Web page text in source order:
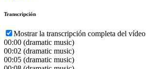
Transcripción
Mostrar la transcripción completa del vídeo
00:00 (dramatic music)
00:02 (dramatic music)
00:05 (dramatic music)